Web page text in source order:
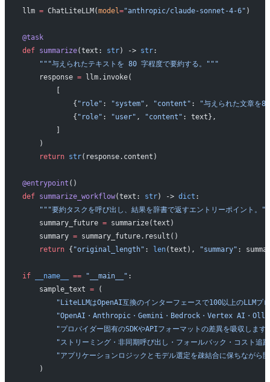
llm = ChatLiteLLM(model ="anthropic/claude-sonnet-4-6" )
@task
def summarize(text: str) -> str:
    """与えられたテキストを 80 字程度で要約する。"""
    response
= llm.invoke(
        [
            {
"role" : "system" , "content" :
"与えられた文章を
            {
"role" : "user" , "content" : text},
        ]
    )
    return
str(response.content)
@entrypoint ()
def summarize_workflow(text: str) -> dict :
"""要約タスクを呼び出し、結果を辞書で返すエントリーポイント。
    summary_future
= summarize(text)
    summary
= summary_future.result()
    return
{ "original_length" : len(text), "summary" :
if __name__ == "__main__" :
    sample_text
= (
"LiteLLMはOpenAI互換のインターフェースで100以上のLLMプ
"OpenAI・Anthropic・Gemini・Bedrock・Vertex AI・Ollama
"プロバイダー固有のSDKやAPIフォーマットの差異を吸収します
"ストリーミング・非同期呼び出し・フォールバック・コスト追
"アプリケーションロジックとモデル選定を疎結合に保ちながら
    )